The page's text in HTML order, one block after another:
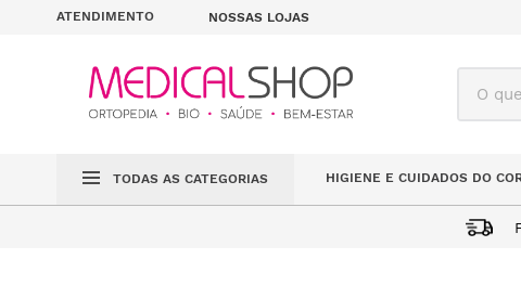
ATENDIMENTO NOSSAS LOJAS
O que
TODAS AS CATEGORIAS HIGIENE E CUIDADOS DO
ENCOSTO DE